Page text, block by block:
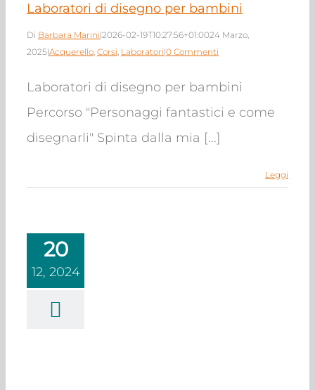
Laboratori di disegno per bambini
Di Barbara Marini|2026-02-19T10:27:56+01:0024 Marzo,
2025|Acquerello, Corsi, Laboratori|0 Commenti
Laboratori di disegno per bambini
Percorso "Personaggi fantastici e come
disegnarli" Spinta dalla mia [...]
Leggi
20
12, 2024
presentazione